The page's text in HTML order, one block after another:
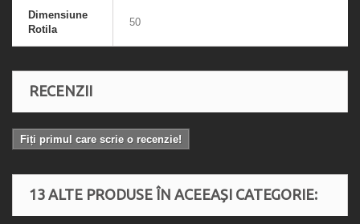
Dimensiune
Rotila
50
RECENZII
Fiți primul care scrie o recenzie!
13 ALTE PRODUSE ÎN ACEEAȘI CATEGORIE: